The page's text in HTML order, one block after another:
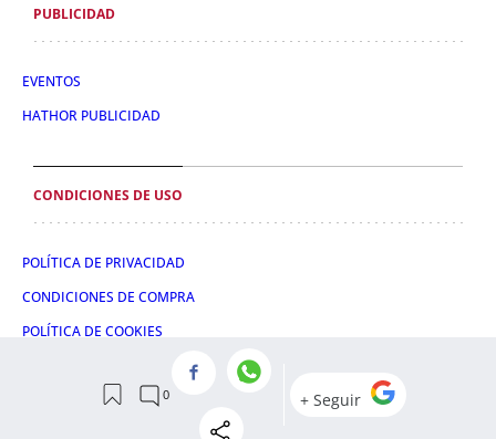
PUBLICIDAD
EVENTOS
HATHOR PUBLICIDAD
CONDICIONES DE USO
POLÍTICA DE PRIVACIDAD
CONDICIONES DE COMPRA
POLÍTICA DE COOKIES